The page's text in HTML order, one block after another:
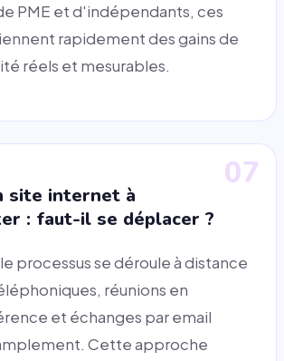
PME et d'indépendants, ces
rapidement des gains de
réels et mesurables.
07
site internet à
: faut-il se déplacer ?
processus se déroule à distance
réunions en
et échanges par email
Cette approche